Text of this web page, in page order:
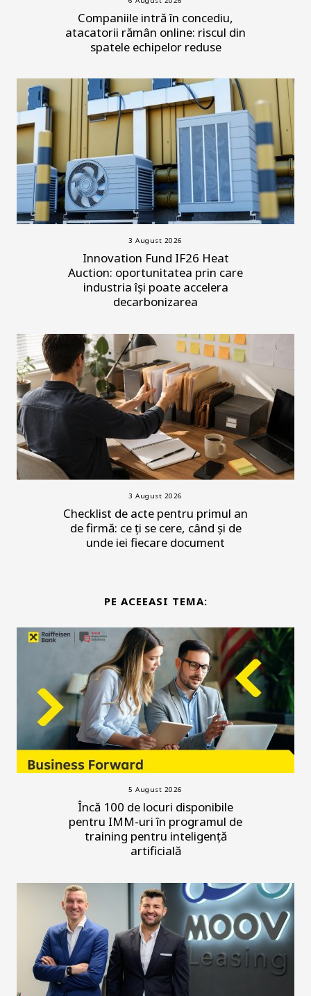
Companiile intră în concediu,
atacatorii rămân online: riscul din
spatele echipelor reduse
3 August 2026
Innovation Fund IF26 Heat
Auction: oportunitatea prin care
industria își poate accelera
decarbonizarea
3 August 2026
Checklist de acte pentru primul an
de firmă: ce ți se cere, când și de
unde iei fiecare document
PE ACEEASI TEMA:
5 August 2026
Încă 100 de locuri disponibile
pentru IMM-uri în programul de
training pentru inteligență
artificială